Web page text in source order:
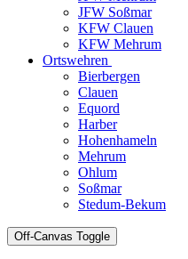
JFW Soßmar
KFW Clauen
KFW Mehrum
Ortswehren
Bierbergen
Clauen
Equord
Harber
Hohenhameln
Mehrum
Ohlum
Soßmar
Stedum-Bekum
Off-Canvas Toggle